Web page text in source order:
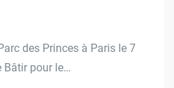
des Princes à Paris le 7
Bâtir pour le…